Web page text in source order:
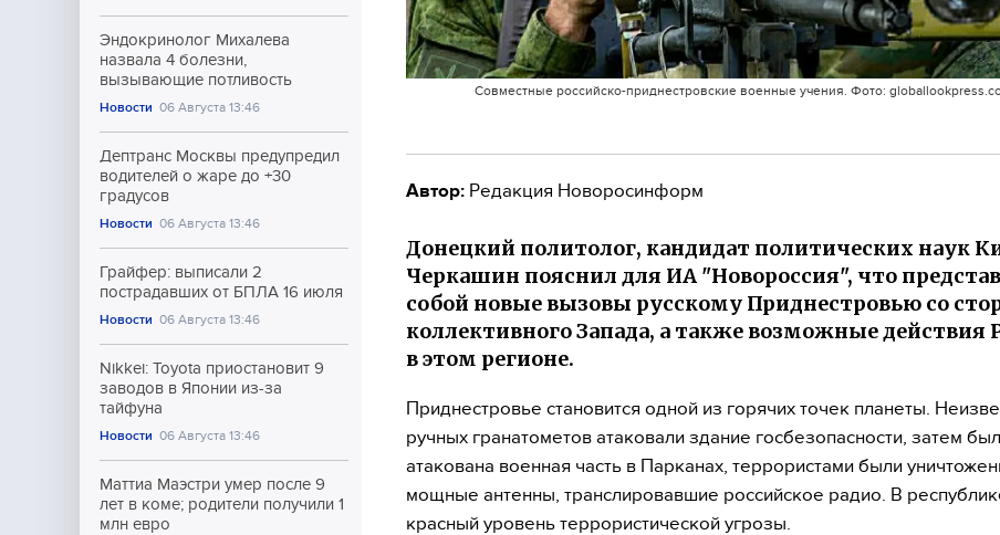
Эндокринолог Михалева
назвала 4 болезни,
вызывающие потливость
Новости 06 Августа 13:46
Дептранс Москвы предупредил
водителей о жаре до +30
градусов
Новости 06 Августа 13:46
Грайфер: выписали 2
пострадавших от БПЛА 16 июля
Новости 06 Августа 13:46
Nikkei: Toyota приостановит 9
заводов в Японии из-за
тайфуна
Новости 06 Августа 13:46
Маттиа Маэстри умер после 9
лет в коме; родители получили 1
млн евро
Совместные российско-приднестровские военные учения. Фото:
Автор: Редакция Новоросинформ
Донецкий политолог, кандидат политических наук
Черкашин пояснил для ИА "Новороссия", что
собой новые вызовы русскому Приднестровью со
коллективного Запада, а также возможные действия
в этом регионе.
Приднестровье становится одной из горячих точек планеты.
ручных гранатометов атаковали здание госбезопасности, затем
атакована военная часть в Парканах, террористами были
мощные антенны, транслировавшие российское радио. В
красный уровень террористической угрозы.